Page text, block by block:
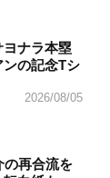
ヨナラ本塁
の記念Tシ
2026/08/05
の再合流を